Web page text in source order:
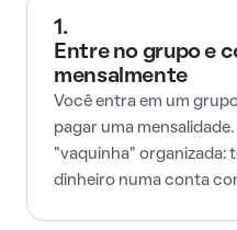
1.
Entre no grupo e
mensalmente
Você entra em um
pagar uma
"vaquinha" organizada:
dinheiro numa conta